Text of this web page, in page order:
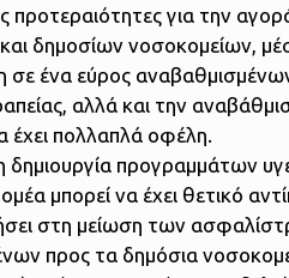
για την
δημοσίων νοσοκομείων,
σε ένα εύρος
αλλά και την
πολλαπλά οφέλη.
προγραμμάτων
μπορεί να έχει θετικό
στη μείωση των
προς τα δημόσια